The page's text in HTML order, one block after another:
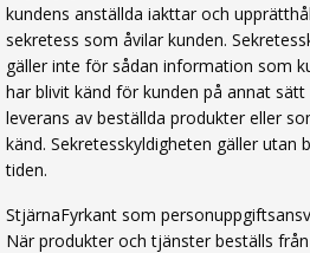
kundens anställda iakttar och
sekretess som åvilar kunden.
gäller inte för sådan information som
har blivit känd för kunden på annat
leverans av beställda produkter eller
känd. Sekretesskyldigheten gäller utan
tiden.
StjärnaFyrkant som
När produkter och tjänster beställs från